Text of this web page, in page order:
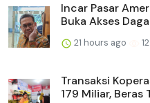
Incar Pasar
Buka Akses
21 hours ago 12
Transaksi
179 Miliar, Beras